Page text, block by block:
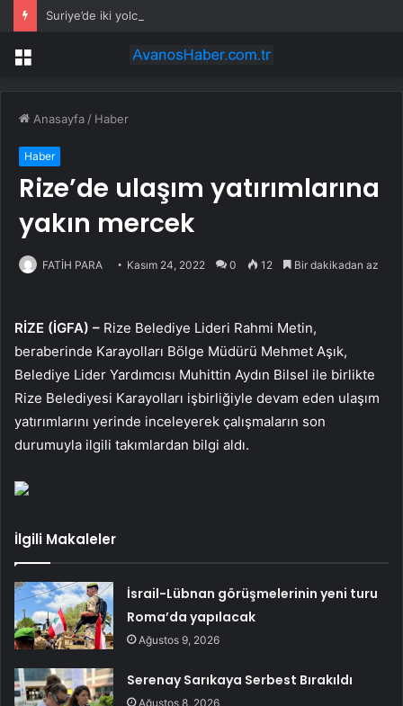
Suriye’de iki yolcu otobüsü çarpıştı: 35 ölü, 30 yaralı
Menü
Anasayfa / Haber
Haber
Rize’de ulaşım yatırımlarına
yakın mercek
FATİH PARA Kasım 24, 2022 0 12 Bir dakikadan az
RİZE (İGFA) – Rize Belediye Lideri Rahmi Metin,
beraberinde Karayolları Bölge Müdürü Mehmet Aşık,
Belediye Lider Yardımcısı Muhittin Aydın Bilsel ile birlikte
Rize Belediyesi Karayolları işbirliğiyle devam eden ulaşım
yatırımlarını yerinde inceleyerek çalışmaların son
durumuyla ilgili takımlardan bilgi aldı.
İlgili Makaleler
İsrail-Lübnan görüşmelerinin yeni turu
Roma’da yapılacak
Ağustos 9, 2026
Serenay Sarıkaya Serbest Bırakıldı
Ağustos 8, 2026